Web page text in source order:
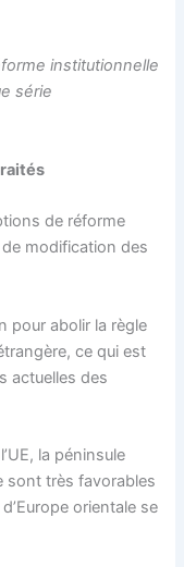
institutionnelle
série
de réforme
modification des
pour abolir la règle
ce qui est
actuelles des
la péninsule
sont très favorables
orientale se